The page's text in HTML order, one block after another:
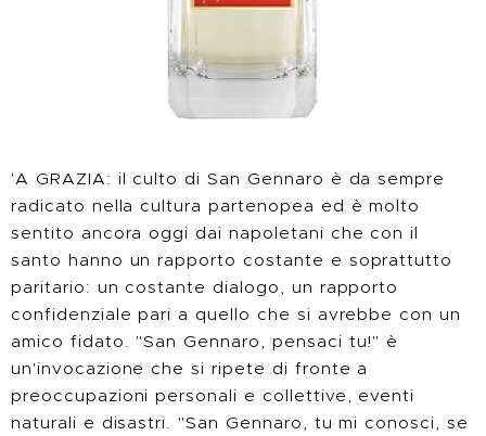
'A GRAZIA: il culto di San Gennaro è da sempre
radicato nella cultura partenopea ed è molto
sentito ancora oggi dai napoletani che con il
santo hanno un rapporto costante e soprattutto
paritario: un costante dialogo, un rapporto
confidenziale pari a quello che si avrebbe con un
amico fidato. "San Gennaro, pensaci tu!" è
un'invocazione che si ripete di fronte a
preoccupazioni personali e collettive, eventi
naturali e disastri. "San Gennaro, tu mi conosci, se